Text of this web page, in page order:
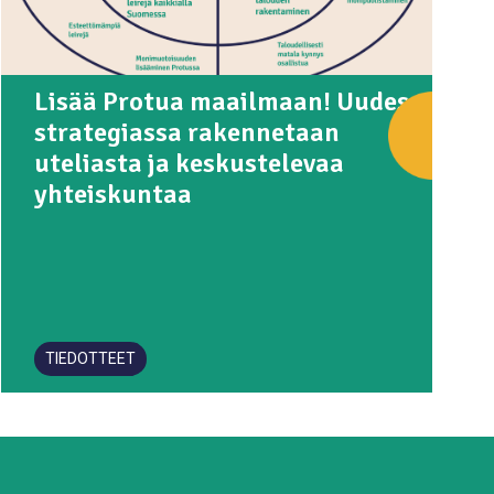
Lisää Protua maailmaan! Uudessa
strategiassa rakennetaan
uteliasta ja keskustelevaa
yhteiskuntaa
TIEDOTTEET